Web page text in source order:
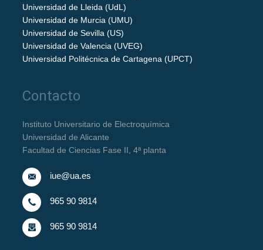
Universidad de Lleida (UdL)
Universidad de Murcia (UMU)
Universidad de Sevilla (US)
Universidad de Valencia (UVEG)
Universidad Politécnica de Cartagena (UPCT)
Contacto
Instituto Universitario de Electroquímica
Universidad de Alicante
Facultad de Ciencias Fase II, 4ª planta
iue@ua.es
965 90 9814
965 90 9814